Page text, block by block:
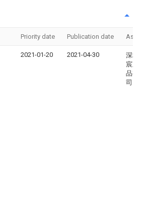
Priority date Publication date
2021-01-20 2021-04-30
深圳
宸五
品有
司